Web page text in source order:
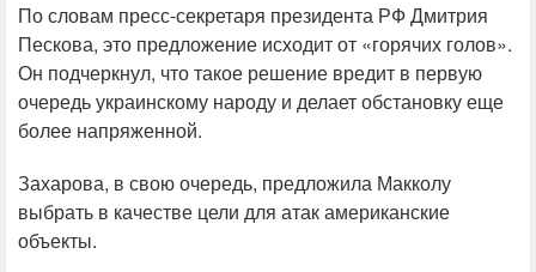
По словам пресс-секретаря президента РФ Дмитрия
Пескова, это предложение исходит от «горячих голов».
Он подчеркнул, что такое решение вредит в первую
очередь украинскому народу и делает обстановку еще
более напряженной.
Захарова, в свою очередь, предложила Макколу
выбрать в качестве цели для атак американские
объекты.